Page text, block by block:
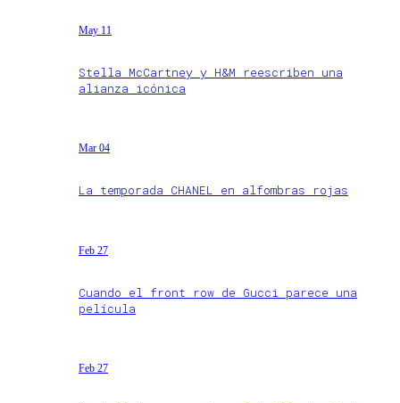
May 11
Stella McCartney y H&M reescriben una
alianza icónica
Mar 04
La temporada CHANEL en alfombras rojas
Feb 27
Cuando el front row de Gucci parece una
película
Feb 27